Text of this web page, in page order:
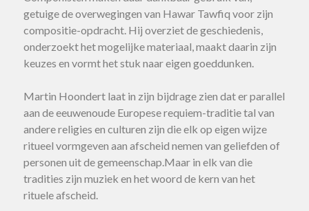
getuige de overwegingen van Hawar Tawfiq voor zijn
compositie-opdracht. Hij overziet de geschiedenis,
onderzoekt het mogelijke materiaal, maakt daarin zijn
keuzes en vormt het stuk naar eigen goeddunken.
Martin Hoondert laat in zijn bijdrage zien dat er parallel
aan de eeuwenoude Europese requiem-traditie tal van
andere religies en culturen zijn die elk op eigen wijze
ritueel vormgeven aan afscheid nemen van geliefden of
personen uit de gemeenschap.Maar in elk van die
tradities zijn muziek en het woord de kern van het
rituele afscheid.